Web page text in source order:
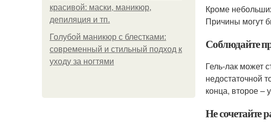
красивой: маски, маникюр,
депиляция и тп.
Голубой маникюр с блестками:
современный и стильный подход к
уходу за ногтями
Кроме
Причины могут
Соблюдайте
Гель-лак может
недостаточной
конца, второе –
Не сочетайте